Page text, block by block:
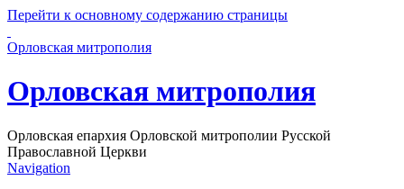
Перейти к основному содержанию страницы
Орловская митрополия
Орловская митрополия
Орловская епархия Орловской митрополии Русской
Православной Церкви
Navigation